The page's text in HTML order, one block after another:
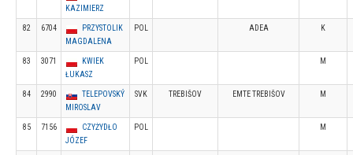
KAZIMIERZ
82 6704
PRZYSTOLIK
MAGDALENA
POL ADEA K
83 3071
KWIEK
ŁUKASZ
POL M
84 2990
TELEPOVSKÝ
MIROSLAV
SVK TREBIŠOV EMTE TREBIŠOV M
85 7156
CZYŻYDŁO
JÓZEF
POL M